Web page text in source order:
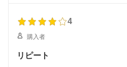
4
購入者
リピート